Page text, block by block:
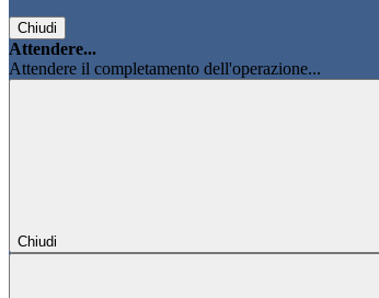
Chiudi
Attendere...
Attendere il completamento dell'operazione...
Chiudi